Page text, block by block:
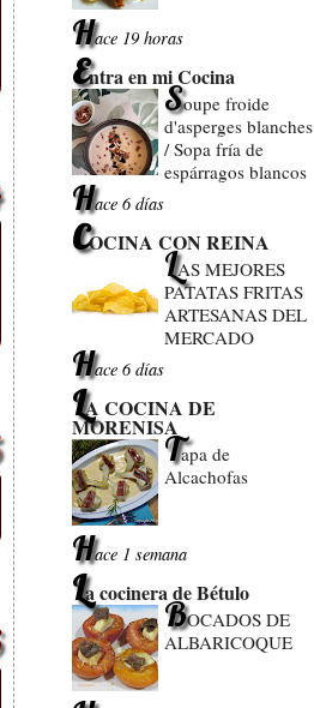
Hace 19 horas
Entra en mi Cocina
Soupe froide
d'asperges blanches
/ Sopa fría de
espárragos blancos
Hace 6 días
COCINA CON REINA
LAS MEJORES
PATATAS FRITAS
ARTESANAS DEL
MERCADO
Hace 6 días
LA COCINA DE
MORENISA
Tapa de
Alcachofas
Hace 1 semana
La cocinera de Bétulo
BOCADOS DE
ALBARICOQUE